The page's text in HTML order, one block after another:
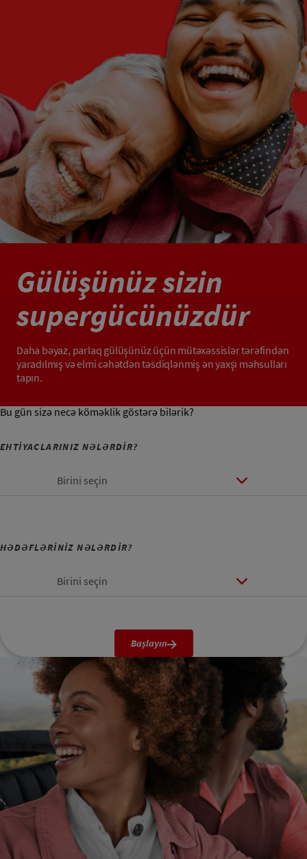
Gülüşünüz sizin
supergücünüzdür
Daha bəyaz, parlaq gülüşünüz üçün mütəxəssislər tərəfindən
yaradılmış və elmi cəhətdən təsdiqlənmiş ən yaxşı məhsulları
tapın.
Bu gün sizə necə köməklik göstərə bilərik?
EHTİYACLARINIZ NƏLƏRDİR?
Birini seçin
HƏDƏFLƏRİNİZ NƏLƏRDİR?
Birini seçin
Başlayın